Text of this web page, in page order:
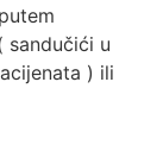
sandučići u
) ili